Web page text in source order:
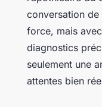
conversation de
force, mais
diagnostics
seulement une
attentes bien